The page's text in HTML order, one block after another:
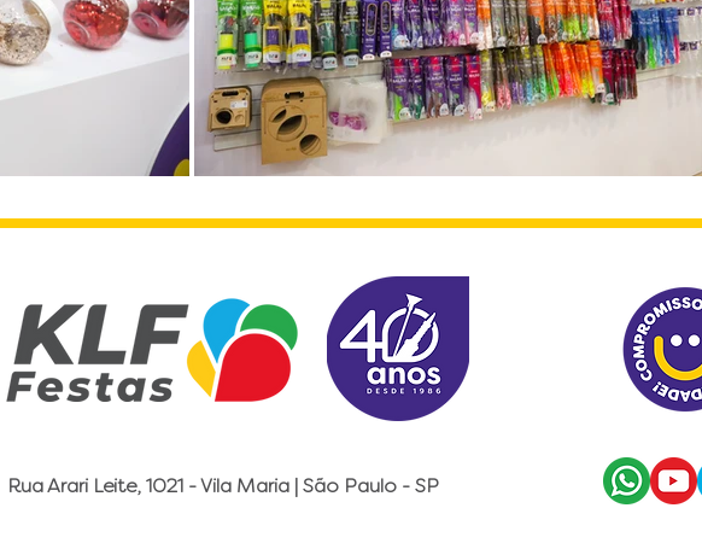
Rua Arari Leite, 1021 - Vila Maria | São Paulo - SP